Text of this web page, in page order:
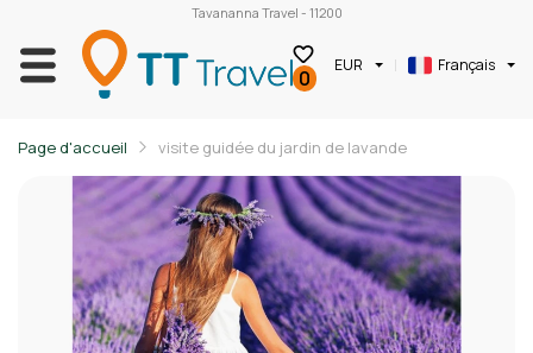
Tavananna Travel - 11200
0 EUR Français
Page d'accueil visite guidée du jardin de lavande